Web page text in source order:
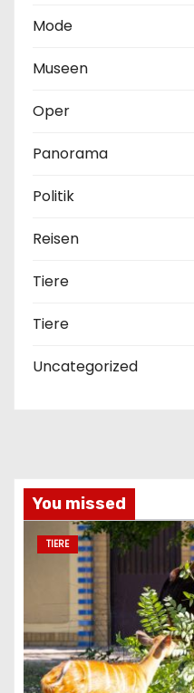
Mode
Museen
Oper
Panorama
Politik
Reisen
Tiere
Tiere
Uncategorized
You missed
TIERE